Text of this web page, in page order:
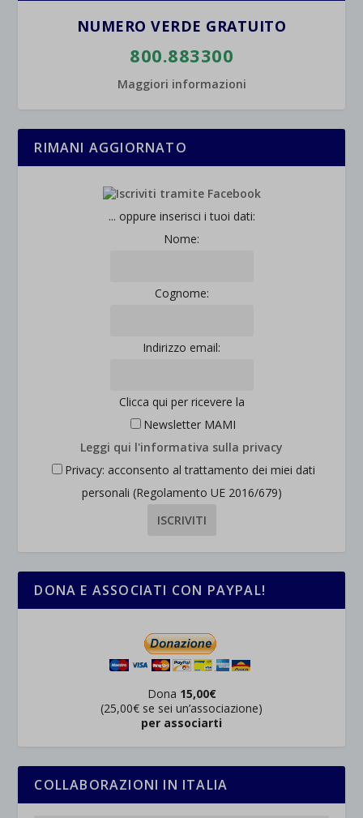
NUMERO VERDE GRATUITO
800.883300
Maggiori informazioni
RIMANI AGGIORNATO
... oppure inserisci i tuoi dati:
Nome:
Cognome:
Indirizzo email:
Clicca qui per ricevere la
Newsletter MAMI
Leggi qui l'informativa sulla privacy
Privacy: acconsento al trattamento dei miei dati
personali (Regolamento UE 2016/679)
DONA E ASSOCIATI CON PAYPAL!
Dona 15,00€
(25,00€ se sei un’associazione)
per associarti
COLLABORAZIONI IN ITALIA